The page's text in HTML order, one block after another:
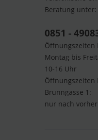
Beratung unter:
0851 -
Öffnungszeiten
Montag bis
10-16 Uhr
Brunngasse 1:
nur nach